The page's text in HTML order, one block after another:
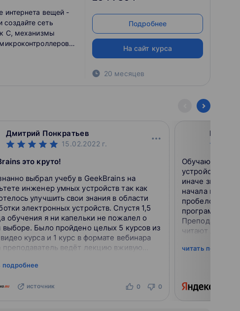
интернета вещей -
создайте сеть
C, механизмы
Подробнее
На сайт курса
20 месяцев
Дмитрий Понкратьев
15.02.2022 г.
это круто!
выбрал учебу в GeekBrains на
инженер умных устройств так как
улучшить свои знания в области
электронных устройств. Спустя 1,5
обучения я ни капельки не пожалел о
выборе. Было пройдено целых 5 курсов из
курса и 1 курс в формате вебинара
преподаватель ведёт лекцию вживую
у...
подробнее
источник 0 0
PortArt
Обучаюсь на
устройств.
иначе знаю
начала и не
пробелов
читают
обратную
читать